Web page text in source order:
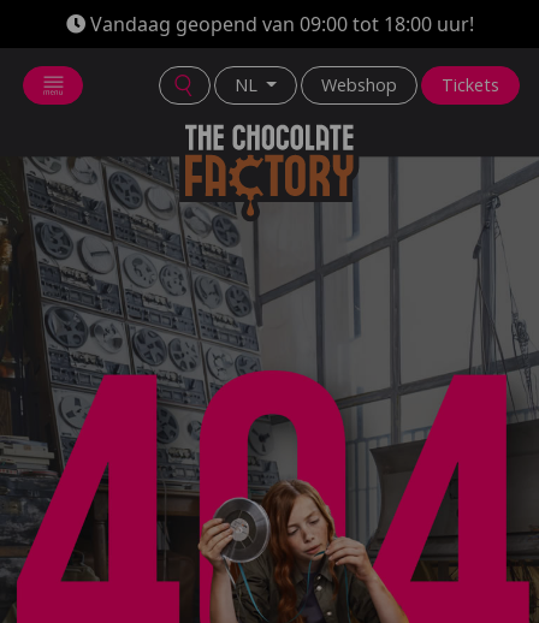
Vandaag geopend van 09:00 tot 18:00 uur!
NL Webshop Tickets